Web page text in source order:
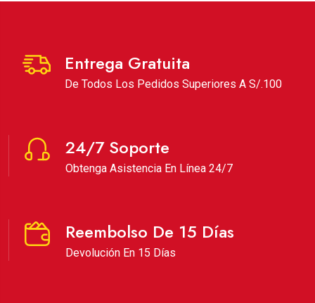
Entrega Gratuita
De Todos Los Pedidos Superiores A S/.100
24/7 Soporte
Obtenga Asistencia En Línea 24/7
Reembolso De 15 Días
Devolución En 15 Días